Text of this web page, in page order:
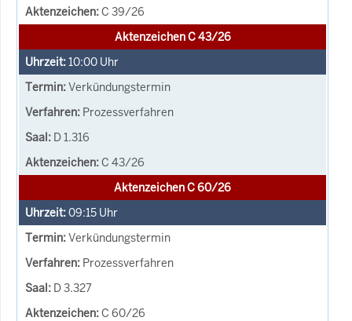
C 39/26
Aktenzeichen C 43/26
10:00 Uhr
Verkündungstermin
Prozessverfahren
D 1.316
C 43/26
Aktenzeichen C 60/26
09:15 Uhr
Verkündungstermin
Prozessverfahren
D 3.327
C 60/26